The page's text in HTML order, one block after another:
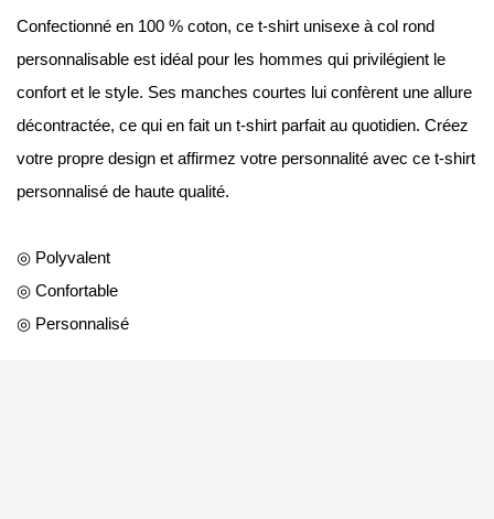
Confectionné en 100 % coton, ce t-shirt unisexe à col rond
personnalisable est idéal pour les hommes qui privilégient le
confort et le style. Ses manches courtes lui confèrent une allure
décontractée, ce qui en fait un t-shirt parfait au quotidien. Créez
votre propre design et affirmez votre personnalité avec ce t-shirt
personnalisé de haute qualité.
◎ Polyvalent
◎ Confortable
◎ Personnalisé